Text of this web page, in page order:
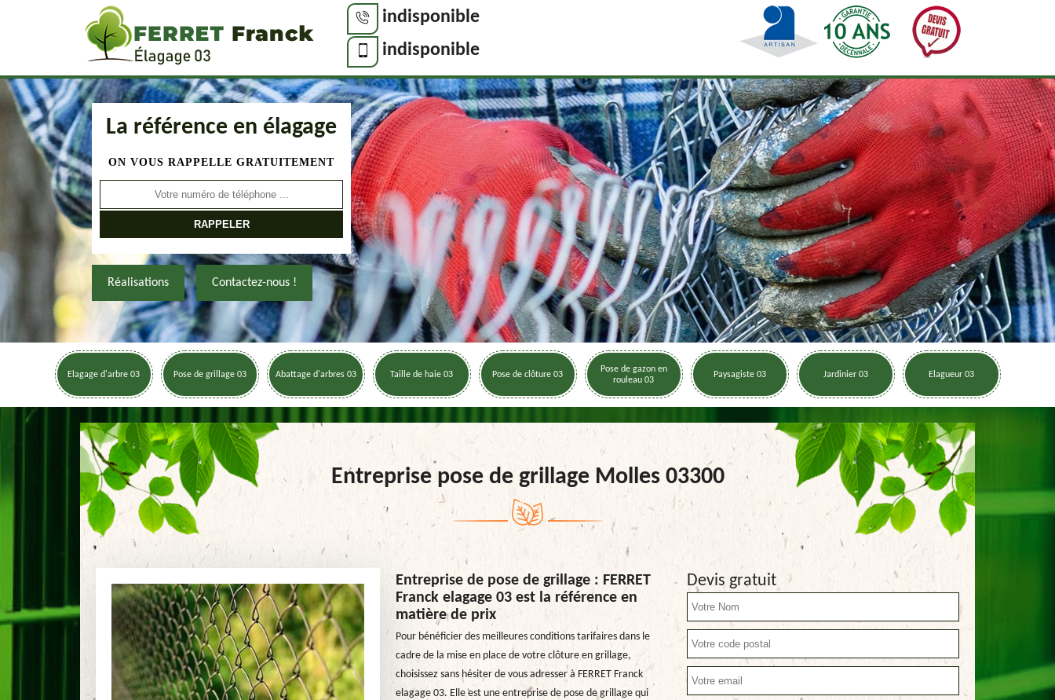
indisponible
indisponible
La référence en élagage
ON VOUS RAPPELLE GRATUITEMENT
Réalisations Contactez-nous !
Elagage d'arbre 03 Pose de grillage 03 Abattage d'arbres 03 Taille de haie 03 Pose de clôture 03
Pose de gazon en
rouleau 03
Paysagiste 03 Jardinier 03 Elagueur 03
Entreprise pose de grillage Molles 03300
Entreprise de pose de grillage : FERRET
Franck elagage 03 est la référence en
matière de prix
Pour bénéficier des meilleures conditions tarifaires dans le
cadre de la mise en place de votre clôture en grillage,
choisissez sans hésiter de vous adresser à FERRET Franck
elagage 03. Elle est une entreprise de pose de grillage qui
Devis gratuit